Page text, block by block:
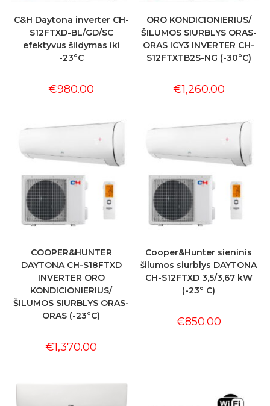
C&H Daytona inverter CH-
S12FTXD-BL/GD/SC
efektyvus šildymas iki
-23°C
€980.00
ORO KONDICIONIERIUS/
ŠILUMOS SIURBLYS ORAS-
ORAS ICY3 INVERTER CH-
S12FTXTB2S-NG (-30°C)
€1,260.00
COOPER&HUNTER
DAYTONA CH-S18FTXD
INVERTER ORO
KONDICIONIERIUS/
ŠILUMOS SIURBLYS ORAS-
ORAS (-23°C)
€1,370.00
Cooper&Hunter sieninis
šilumos siurblys DAYTONA
CH-S12FTXD 3,5/3,67 kW
(-23° C)
€850.00